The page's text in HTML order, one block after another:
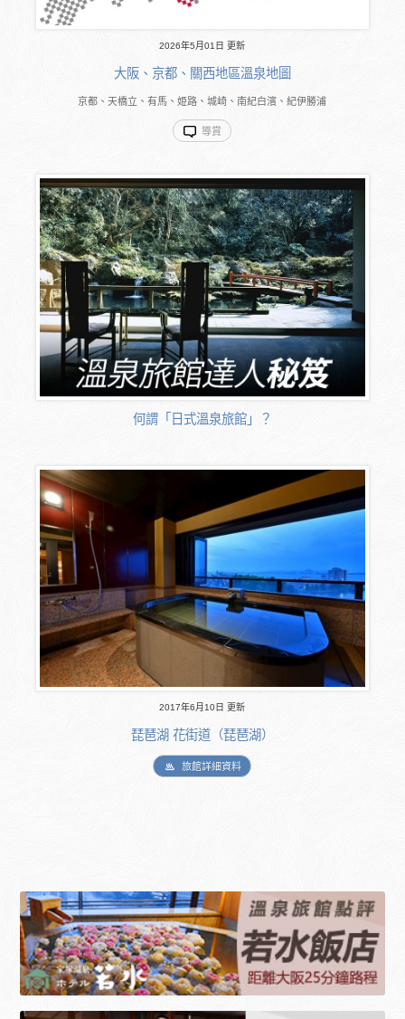
2026年5月01日 更新
大阪、京都、關西地區溫泉地圖
京都、天橋立、有馬、姫路、城崎、南紀白濱、紀伊勝浦
導賞
何謂「日式溫泉旅館」？
2017年6月10日 更新
琵琶湖 花街道（琵琶湖）
旅館詳細資料